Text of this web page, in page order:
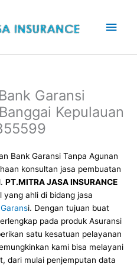
Garansi
Kepulauan
Bank Garansi Tanpa Agunan
konsultan jasa pembuatan
PT.MITRA JASA INSURANCE
ahli di bidang jasa
i. Dengan tujuan buat
pada produk Asuransi
satu kesatuan pelayanan
kami bisa melayani
dari mulai penjemputan data